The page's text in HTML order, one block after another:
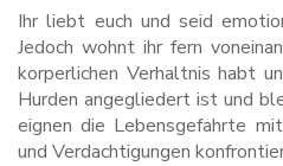
Ihr liebt euch und seid
Jedoch wohnt ihr fern
korperlichen Verhaltnis habt
Hurden angegliedert ist und
eignen die Lebensgefahrte
und Verdachtigungen